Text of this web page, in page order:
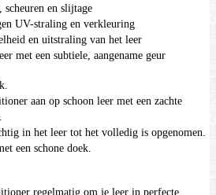
en slijtage
UV-straling en verkleuring
en uitstraling van het leer
met een subtiele, aangename geur
aan op schoon leer met een zachte
in het leer tot het volledig is opgenomen.
een schone doek.
regelmatig om je leer in perfecte